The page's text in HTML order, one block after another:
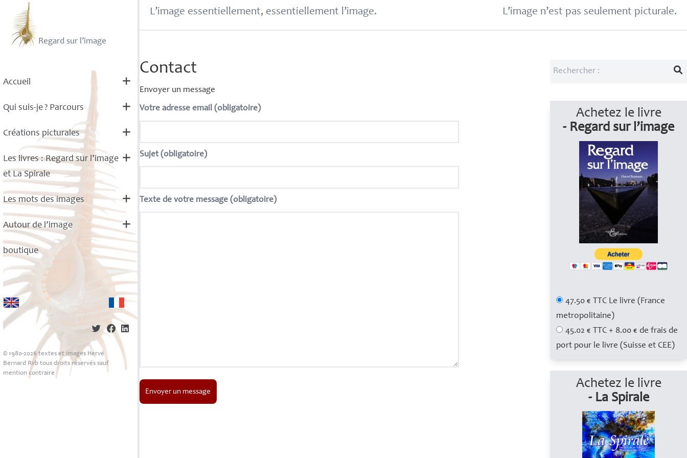
Regard sur l’image
Accueil
Qui suis-je? Parcours
Créations picturales
Les livres : Regard sur l’image
et La Spirale
Les mots des images
Autour de l’image
boutique
© 1980-2026 textes et images Hervé
Bernard Rvb tous droits réservés sauf
mention contraire
L’image essentiellement, essentiellement l’image. L’image n’est pas seulement picturale.
Contact
Envoyer un message
Votre adresse email (obligatoire)
Sujet (obligatoire)
Texte de votre message (obligatoire)
Achetez le livre
- Regard sur l’image
47.50 € TTC Le livre (France
metropolitaine)
45.02 € TTC + 8.00 € de frais de
port pour le livre (Suisse et CEE)
Achetez le livre
- La Spirale